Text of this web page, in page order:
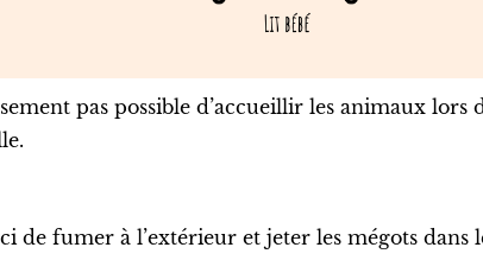
pas possible d’accueillir les animaux lors
de fumer à l’extérieur et jeter les mégots dans